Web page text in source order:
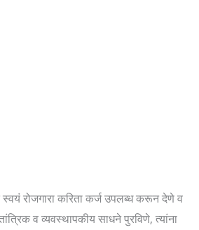
स्वयं रोजगारा करिता कर्ज उपलब्ध करून देणे व
व व्यवस्थापकीय साधने पुरविणे, त्यांना